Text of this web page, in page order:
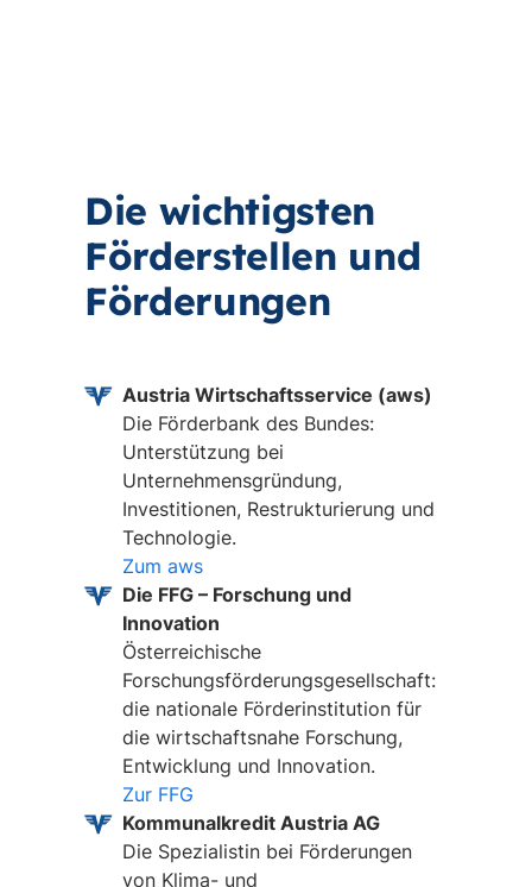
Die wichtigsten
Förderstellen und
Förderungen
Austria Wirtschaftsservice (aws)
Die Förderbank des Bundes:
Unterstützung bei
Unternehmensgründung,
Investitionen, Restrukturierung und
Technologie.
Zum aws
Die FFG – Forschung und
Innovation
Österreichische
Forschungsförderungsgesellschaft:
die nationale Förderinstitution für
die wirtschaftsnahe Forschung,
Entwicklung und Innovation.
Zur FFG
Kommunalkredit Austria AG
Die Spezialistin bei Förderungen
von Klima- und